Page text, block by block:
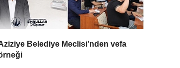
Belediye Meclisi’nden vefa